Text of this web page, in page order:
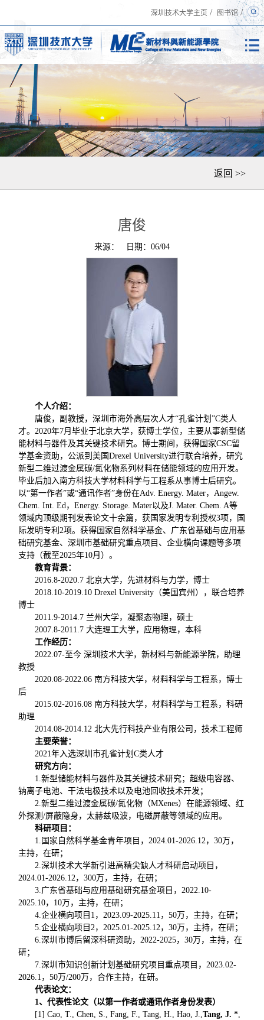
深圳技术大学主页 / 图书馆 /
返回 >>
唐俊
来源： 日期：06/04
个人介绍：
唐俊，副教授，深圳市海外高层次人才“孔雀计划”C类人
才。2020年7月毕业于北京大学，获博士学位，主要从事新型储
能材料与器件及其关键技术研究。博士期间，获得国家CSC留
学基金资助，公派到美国Drexel University进行联合培养，研究
新型二维过渡金属碳/氮化物系列材料在储能领域的应用开发。
毕业后加入南方科技大学材料科学与工程系从事博士后研究。
以“第一作者”或“通讯作者”身份在Adv. Energy. Mater，Angew.
Chem. Int. Ed，Energy. Storage. Mater以及J. Mater. Chem. A等
领域内顶级期刊发表论文十余篇，获国家发明专利授权3项，国
际发明专利2项。获得国家自然科学基金、广东省基础与应用基
础研究基金、深圳市基础研究重点项目、企业横向课题等多项
支持（截至2025年10月）。
教育背景：
2016.8-2020.7 北京大学，先进材料与力学，博士
2018.10-2019.10 Drexel University（美国宾州），联合培养
博士
2011.9-2014.7 兰州大学，凝聚态物理，硕士
2007.8-2011.7 大连理工大学，应用物理，本科
工作经历：
2022.07-至今 深圳技术大学，新材料与新能源学院，助理
教授
2020.08-2022.06 南方科技大学，材料科学与工程系，博士
后
2015.02-2016.08 南方科技大学，材料科学与工程系，科研
助理
2014.08-2014.12 北大先行科技产业有限公司，技术工程师
主要荣誉：
2021年入选深圳市孔雀计划C类人才
研究方向：
1.新型储能材料与器件及其关键技术研究；超级电容器、
钠离子电池、干法电极技术以及电池回收技术开发；
2.新型二维过渡金属碳/氮化物（MXenes）在能源领域、红
外探测/屏蔽隐身，太赫兹吸波，电磁屏蔽等领域的应用。
科研项目：
1.国家自然科学基金青年项目，2024.01-2026.12，30万，
主持，在研；
2.深圳技术大学新引进高精尖缺人才科研启动项目，
2024.01-2026.12，300万，主持，在研；
3.广东省基础与应用基础研究基金项目，2022.10-
2025.10，10万，主持，在研；
4.企业横向项目1，2023.09-2025.11，50万，主持，在研；
5.企业横向项目2，2025.01-2025.12，30万，主持，在研；
6.深圳市博后留深科研资助，2022-2025，30万，主持，在
研；
7.深圳市知识创新计划基础研究项目重点项目，2023.02-
2026.1，50万/200万，合作主持，在研。
代表论文：
1、代表性论文（以第一作者或通讯作者身份发表）
[1] Cao, T., Chen, S., Fang, F., Tang, H., Hao, J.,Tang, J. *,